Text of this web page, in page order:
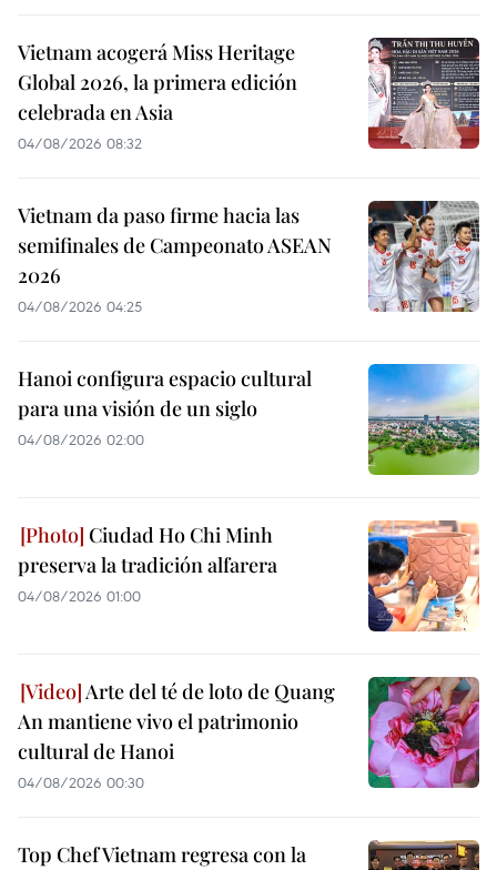
Vietnam acogerá Miss Heritage
Global 2026, la primera edición
celebrada en Asia
04/08/2026 08:32
Vietnam da paso firme hacia las
semifinales de Campeonato ASEAN
2026
04/08/2026 04:25
Hanoi configura espacio cultural
para una visión de un siglo
04/08/2026 02:00
Ciudad Ho Chi Minh
preserva la tradición alfarera
04/08/2026 01:00
Arte del té de loto de Quang
An mantiene vivo el patrimonio
cultural de Hanoi
04/08/2026 00:30
Top Chef Vietnam regresa con la